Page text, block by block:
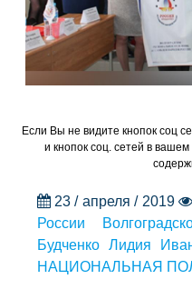
Если Вы не видите кнопок соц
и кнопок соц. сетей в
23 / апреля / 2019
России
Будченко Лидия
НАЦИОНАЛЬНАЯ